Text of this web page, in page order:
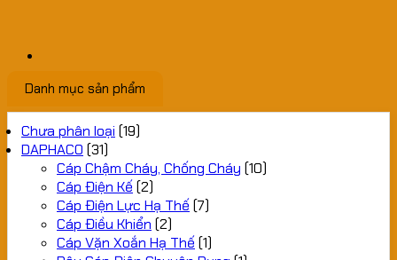
Danh mục sản phẩm
Chưa phân loại (19)
DAPHACO (31)
Cáp Chậm Cháy, Chống Cháy (10)
Cáp Điện Kế (2)
Cáp Điện Lực Hạ Thế (7)
Cáp Điều Khiển (2)
Cáp Vặn Xoắn Hạ Thế (1)